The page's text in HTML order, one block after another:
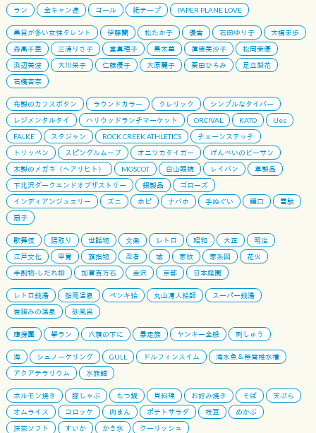
ラン 全キャン連 コール 紙テープ PAPER PLANE LOVE
黒目が多い女性タレント 伊藤蘭 松たか子 優香 石田ゆり子
大橋未歩
森高千里
三浦りさ子 堂真理子 黒木華 蓮佛美沙子
松岡茉優
浜辺美波
大川栄子 仁藤優子 大原麗子 栗田ひろみ
足立梨花
石橋杏奈
布製のカフスボタン ラウンドカラー クレリック
シンプルなタイバー
レジメンタルタイ
ハリウッドランチマーケット ORCIVAL KATO
Ues
FALKE
スタジャン ROCK CREEK ATHLETICS
チェーンステッチ
トリッペン
スピングルムーブ オニツカタイガー
げんべいのビーサン
木製のメガネ（ヘアリヒト）
MOSCOT 白山眼鏡 レイバン
革製品
下北沢ダークエンドオブザストリー
銀製品
ゴローズ
インディアンジュエリー
ズニ ホピ ナバホ 手ぬぐい 鯉口
雪駄
扇子
歌舞伎 隈取り 世話物 文楽 レトロ 昭和 大正
明治
江戸文化
甲冑 旗指物 忍者 城 家紋 家系図
花火
半割物-しだれ柳
加賀百万石 金沢 京都 日本庭園
レトロ銭湯 船岡温泉 ペンキ絵 丸山清人絵師
スーパー銭湯
岩組みの温泉
砂風呂
應援團 學ラン 六旗の下に 暴走族 ヤンキー全般 刺しゅう
海 シュノーケリング GULL ドルフィンスイム
海水魚＆無脊椎水槽
アクアテラリウム
水族館
ホルモン焼き 豚しゃぶ もつ鍋 貝料理 お好み焼き そば
天ぷら
オムライス
コロッケ 肉まん ポテトサラダ 枝豆
めかぶ
抹茶ソフト
すいか かき氷 クーリッシュ